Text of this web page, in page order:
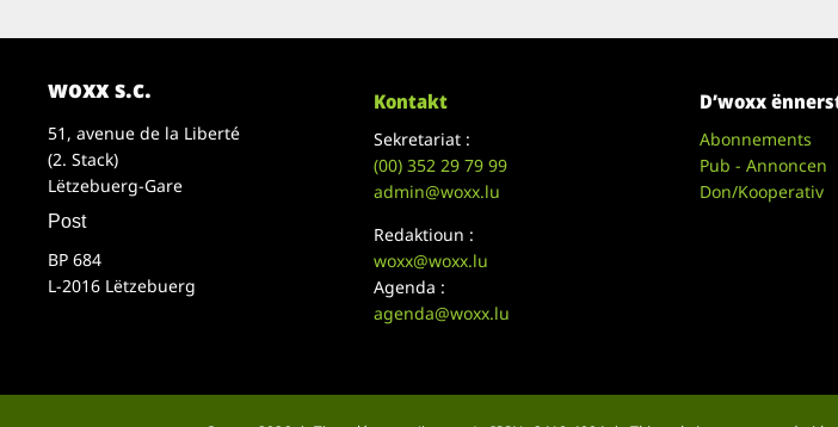
woxx s.c.
51, avenue de la Liberté
(2. Stack)
Lëtzebuerg-Gare
Post
BP 684
L-2016 Lëtzebuerg
Kontakt
Sekretariat :
(00)352 29 79 99
admin@woxx.lu
Redaktioun :
woxx@woxx.lu
Agenda :
agenda@woxx.lu
D’woxx
Abonnements
Pub - Annoncen
Don/Kooperativ